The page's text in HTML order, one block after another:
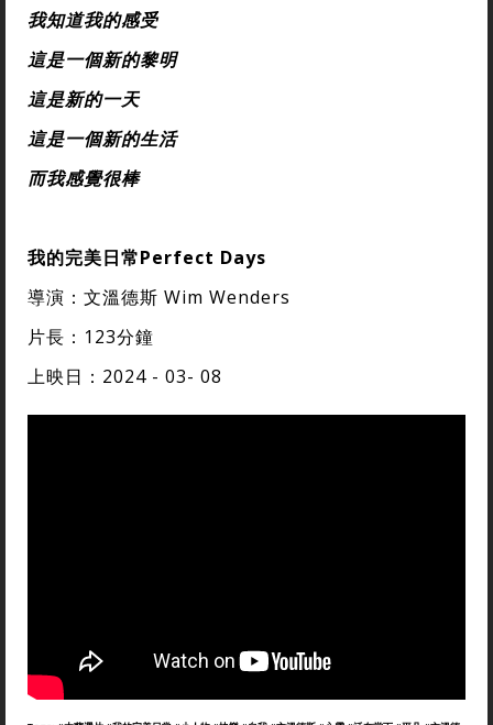
我知道我的感受
這是一個新的黎明
這是新的一天
這是一個新的生活
而我感覺很棒
我的完美日常Perfect Days
導演：文溫德斯 Wim Wenders
片長：123分鐘
上映日：2024 - 03- 08